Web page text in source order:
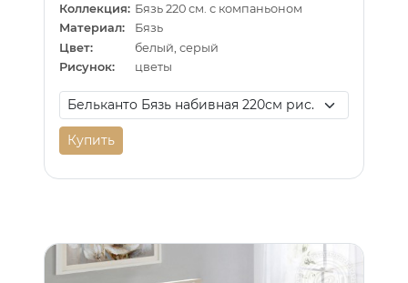
Коллекция: Бязь 220 см. с компаньоном
Материал:
Бязь
Цвет:
белый, серый
Рисунок:
цветы
Купить